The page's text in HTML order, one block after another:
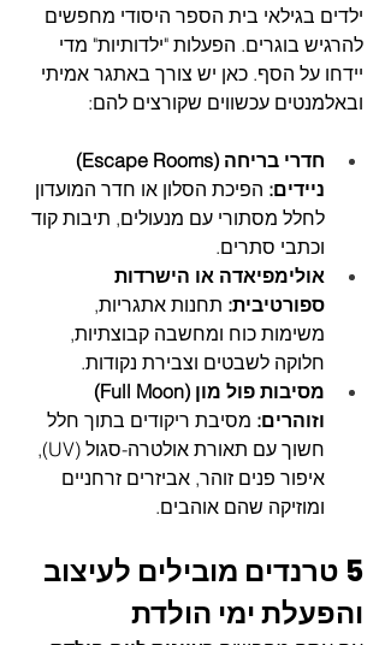
ילדים בגילאי בית הספר היסודי מחפשים
להרגיש בוגרים. הפעלות "ילדותיות" מדי
יידחו על הסף. כאן יש צורך באתגר אמיתי
ובאלמנטים עכשווים שקורצים להם:
חדרי בריחה (Escape Rooms)
ניידים: הפיכת הסלון או חדר המועדון
לחלל מסתורי עם מנעולים, תיבות קוד
וכתבי סתרים.
אולימפיאדה או הישרדות
ספורטיבית: תחנות אתגריות,
משימות כוח ומחשבה קבוצתיות,
חלוקה לשבטים וצבירת נקודות.
מסיבות פול מון (Full Moon)
וזוהרים: מסיבת ריקודים בתוך חלל
חשוך עם תאורת אולטרה-סגול (UV),
איפור פנים זוהר, אביזרים זרחניים
ומוזיקה שהם אוהבים.
5 טרנדים מובילים לעיצוב
והפעלת ימי הולדת